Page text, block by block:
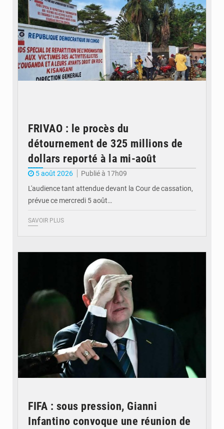
FRIVAO : le procès du
détournement de 325 millions de
dollars reporté à la mi-août
5 août 2026
Publié à 17h09
L'audience tant attendue devant la Cour de cassation,
prévue ce mercredi 5 août…
SAVOIR PLUS
FIFA : sous pression, Gianni
Infantino convoque une réunion de